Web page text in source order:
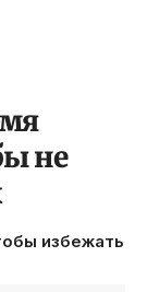
не
избежать